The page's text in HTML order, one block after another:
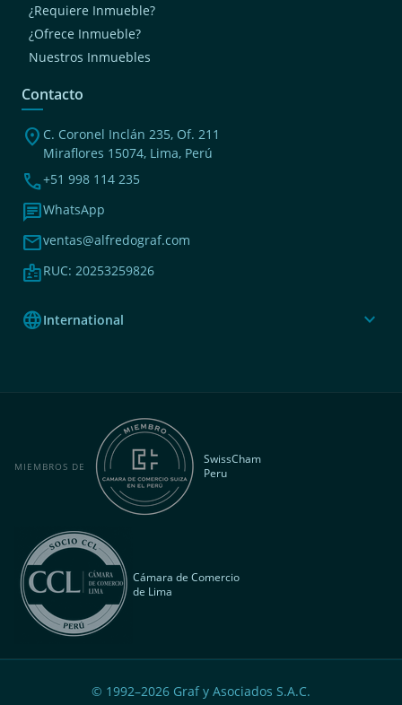
¿Requiere Inmueble?
¿Ofrece Inmueble?
Nuestros Inmuebles
Contacto
location_on C. Coronel Inclán 235, Of. 211
Miraflores 15074, Lima, Perú
phone+51 998 114 235
chatWhatsApp
mailventas@alfredograf.com
badgeRUC: 20253259826
languageInternational expand_more
MIEMBROS DE
SwissCham
Peru
Cámara de Comercio
de Lima
© 1992–2026 Graf y Asociados S.A.C.